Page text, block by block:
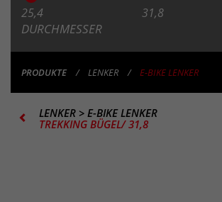
25,4 31,8
DURCHMESSER
PRODUKTE LENKER E-BIKE LENKER
LENKER > E-BIKE LENKER
TREKKING BÜGEL/ 31,8